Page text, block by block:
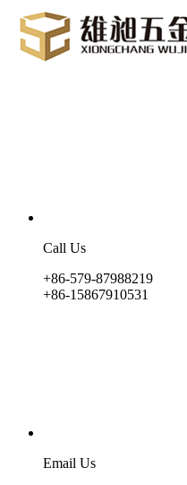
Call Us
+86-579-87988219
+86-15867910531
Email Us